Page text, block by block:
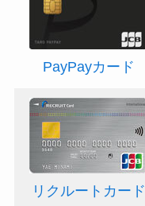
PayPayカード
リクルートカード